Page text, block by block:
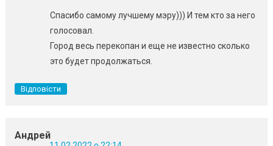
Спасибо самому лучшему мэру))) И тем кто за него
голосовал.
Город весь перекопан и еще не известно сколько
это будет продолжаться.
Відповісти
Андрей